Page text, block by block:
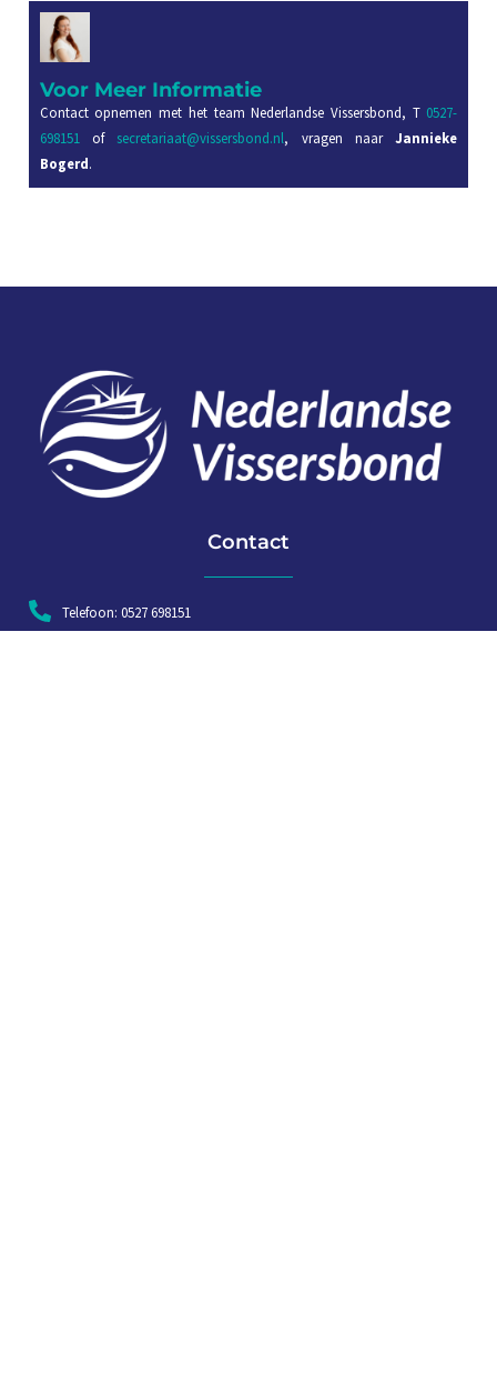
Voor Meer Informatie
Contact opnemen met het team Nederlandse Vissersbond, T 0527-
698151 of secretariaat@vissersbond.nl, vragen naarJannieke
Bogerd.
Contact
Telefoon: 0527 698151